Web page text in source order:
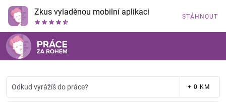
Zkus vyladěnou mobilní aplikaci STÁHNOUT
Odkud vyrážíš do práce? + 0 KM